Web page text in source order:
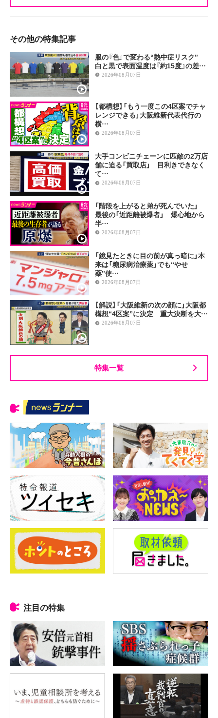
その他の特集記事
服の『色』で変わる“熱中症リスク”
白と黒で表面温度は『約15度』の差…
2026年08月07日
【都構想】「もう一度この4区案でチャ
レンジできる」大阪維新代表代行の
横…
2026年08月07日
大手コンビニチェーンに匹敵の2万店
舗に迫る「買取店」 目利きできなく
て…
2026年08月07日
「階段を上がると弟が死んでいた」
最後の「近距離被爆者」 爆心地から
半…
2026年08月07日
「鏡見たときに目の前が真っ暗に」本
来は「糖尿病治療薬」でも“やせ
薬”使…
2026年08月07日
【解説】「大阪維新の次の顔に」大阪都
構想“4区案”に決定 重大決断を大…
2026年08月07日
特集一覧
注目の特集